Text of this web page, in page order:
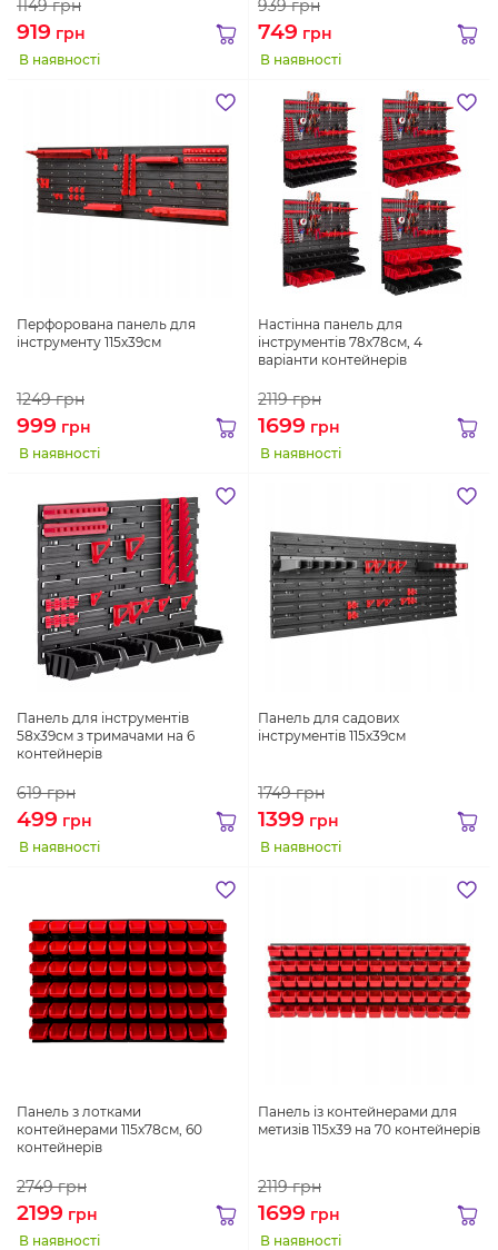
1149грн
919 грн
В наявності
939грн
749 грн
В наявності
Перфорована панель для
інструменту 115х39см
1249грн
999 грн
В наявності
Настінна панель для
інструментів 78х78см, 4
варіанти контейнерів
2119грн
1699 грн
В наявності
Панель для інструментів
58х39см з тримачами на 6
контейнерів
619грн
499 грн
В наявності
Панель для садових
інструментів 115х39см
1749грн
1399 грн
В наявності
Панель з лотками
контейнерами 115х78см, 60
контейнерів
2749грн
2199 грн
В наявності
Панель із контейнерами для
метизів 115х39 на 70 контейнерів
2119грн
1699 грн
В наявності